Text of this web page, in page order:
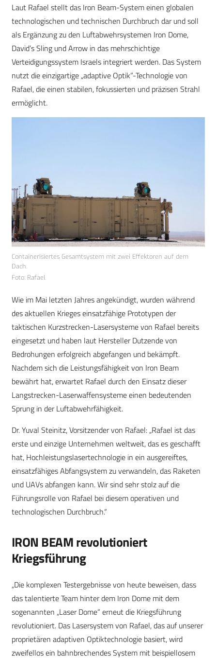
Laut Rafael stellt das Iron Beam-System einen globalen
technologischen und technischen Durchbruch dar und soll
als Ergänzung zu den Luftabwehrsystemen Iron Dome,
David’s Sling und Arrow in das mehrschichtige
Verteidigungssystem Israels integriert werden. Das System
nutzt die einzigartige „adaptive Optik”-Technologie von
Rafael, die einen stabilen, fokussierten und präzisen Strahl
ermöglicht.
Containerisiertes Gesamtsystem mit zwei Effektoren auf dem
Dach.
Foto: Rafael
Wie im Mai letzten Jahres angekündigt, wurden während
des aktuellen Krieges einsatzfähige Prototypen der
taktischen Kurzstrecken-Lasersysteme von Rafael bereits
eingesetzt und haben laut Hersteller Dutzende von
Bedrohungen erfolgreich abgefangen und bekämpft.
Nachdem sich die Leistungsfähigkeit von Iron Beam
bewährt hat, erwartet Rafael durch den Einsatz dieser
Langstrecken-Laserwaffensysteme einen bedeutenden
Sprung in der Luftabwehrfähigkeit.
Dr. Yuval Steinitz, Vorsitzender von Rafael: „Rafael ist das
erste und einzige Unternehmen weltweit, das es geschafft
hat, Hochleistungslasertechnologie in ein ausgereiftes,
einsatzfähiges Abfangsystem zu verwandeln, das Raketen
und UAVs abfangen kann. Wir sind sehr stolz auf die
Führungsrolle von Rafael bei diesem operativen und
technologischen Durchbruch.“
IRON BEAM revolutioniert
Kriegsführung
„Die komplexen Testergebnisse von heute beweisen, dass
das talentierte Team hinter dem Iron Dome mit dem
sogenannten „Laser Dome“ erneut die Kriegsführung
revolutioniert. Das Lasersystem von Rafael, das auf unserer
proprietären adaptiven Optiktechnologie basiert, wird
zweifellos ein bahnbrechendes System mit beispiellosem